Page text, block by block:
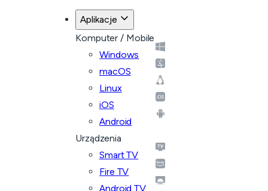
Aplikacje
Komputer / Mobile
Windows
macOS
Linux
iOS
Android
Urządzenia
Smart TV
Fire TV
Android TV